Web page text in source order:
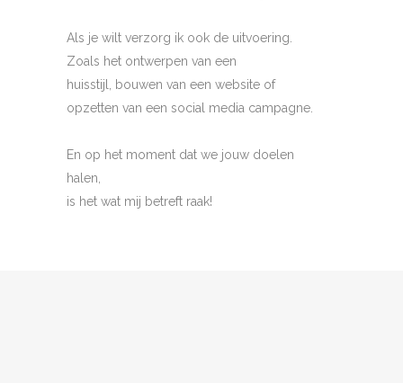
Als je wilt verzorg ik ook de uitvoering.
Zoals het ontwerpen van een
huisstijl, bouwen van een website of
opzetten van een social media campagne.
En op het moment dat we jouw doelen
halen,
is het wat mij betreft raak!